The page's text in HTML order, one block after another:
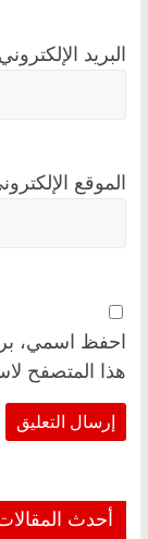
البريد الإلكتروني
الموقع
احفظ اسمي،
هذا المتصفح
أحدث